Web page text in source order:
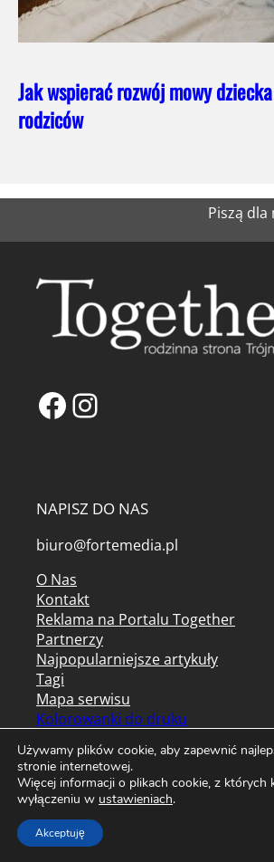
Jak wspierać rozwój mowy
rodziców
Piszą dla
Facebook
Instagram
NAPISZ DO NAS
biuro@fortemedia.pl
O Nas
Kontakt
Reklama na Portalu Together
Partnerzy
Najpopularniejsze artykuły
Tagi
Mapa serwisu
Kolorowanki do druku
Archiwum czasopism
Regulamin serwisu
Regulamin newslettera
Polityka prywatności / cookies
Używamy plików cookie, aby zapewnić
stronie internetowej.
Więcej informacji o plikach cookie, z których
wyłączeniu w ustawieniach.
Akceptuję